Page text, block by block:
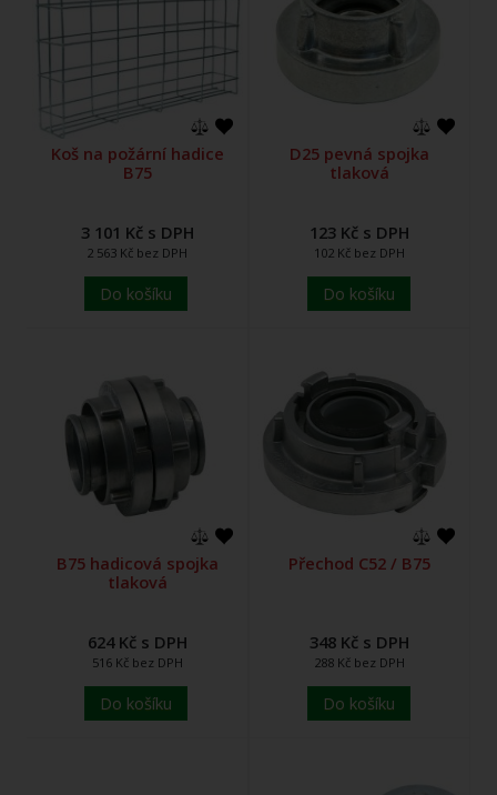
Koš na požární hadice
B75
3 101 Kč s DPH
2 563 Kč bez DPH
Do košíku
D25 pevná spojka
tlaková
123 Kč s DPH
102 Kč bez DPH
Do košíku
B75 hadicová spojka
tlaková
624 Kč s DPH
516 Kč bez DPH
Do košíku
Přechod C52 / B75
348 Kč s DPH
288 Kč bez DPH
Do košíku